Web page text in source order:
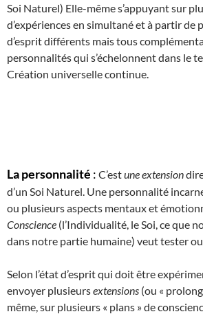
Soi Naturel) Elle-même s’appuyant sur
d’expériences en simultané et à partir de
d’esprit différents mais tous
personnalités qui s’échelonnent dans le
Création universelle continue.
La personnalité : C’estune extension
d’un Soi Naturel. Une personnalité
ou plusieurs aspects mentaux et
Conscience (l’Individualité, le Soi, ce que
dans notre partie humaine) veut tester
Selon l’état d’esprit qui doit être
envoyer plusieursextensions (ou «
même, sur plusieurs « plans » de